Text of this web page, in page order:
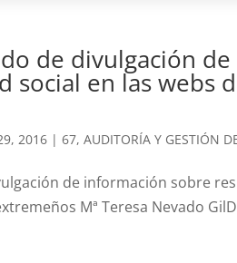
de divulgación
social en las webs
2016 |67,AUDITORÍA Y GESTIÓN
de información sobre
Mª Teresa Nevado